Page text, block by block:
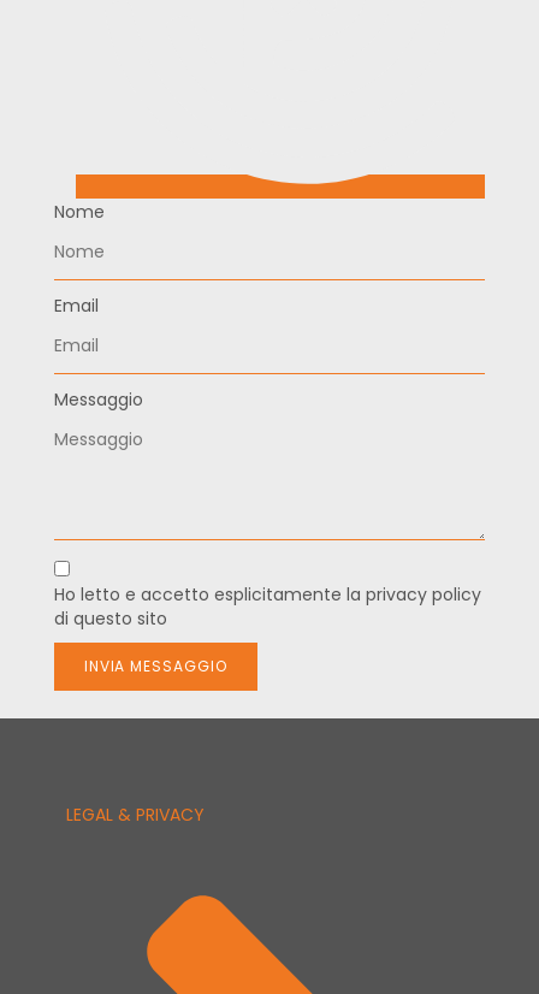
Nome
Email
Messaggio
Ho letto e accetto esplicitamente la privacy policy
di questo sito
INVIA MESSAGGIO
LEGAL & PRIVACY